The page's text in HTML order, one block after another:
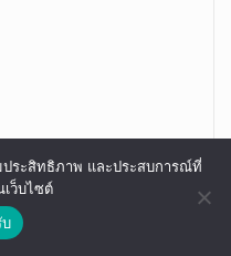
ษุ-สามเณร-เด็กวัด
ประสิทธิภาพ และประสบการณ์ที่
เว็บไซต์